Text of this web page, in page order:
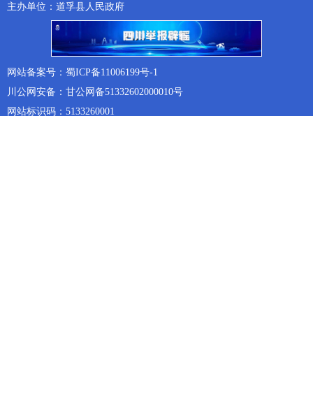
主办单位：道孚县人民政府
网站备案号：蜀ICP备11006199号-1
川公网安备：甘公网备51332602000010号
网站标识码：5133260001